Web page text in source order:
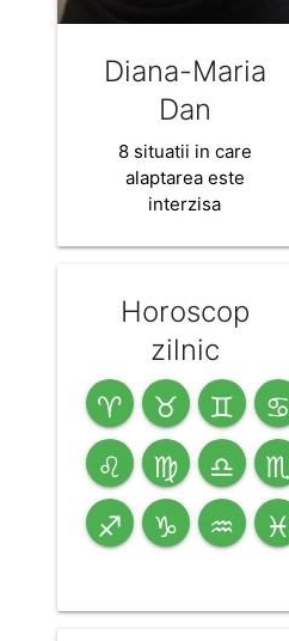
Diana-Maria
Dan
8 situatii in care
alaptarea este
interzisa
Horoscop
zilnic
♈ ♉ ♊ ♋
♌ ♍ ♎ ♏
♐ ♑ ♒ ♓